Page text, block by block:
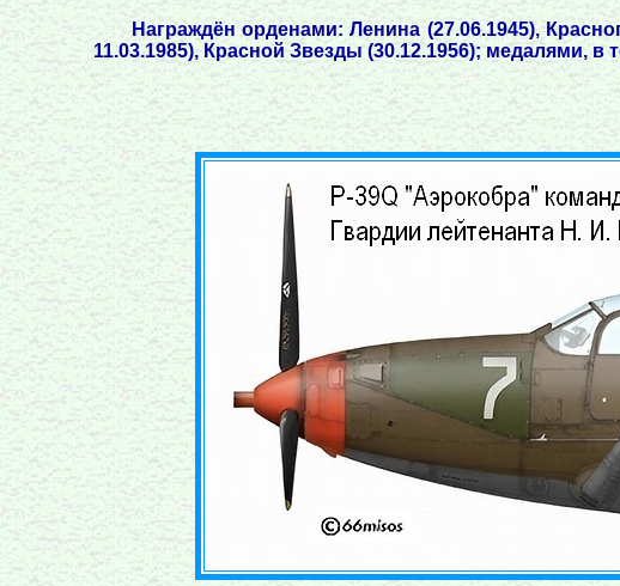
Награждён орденами: Ленина (27.06.1945),
11.03.1985), Красной Звезды (30.12.1956); медалями, в